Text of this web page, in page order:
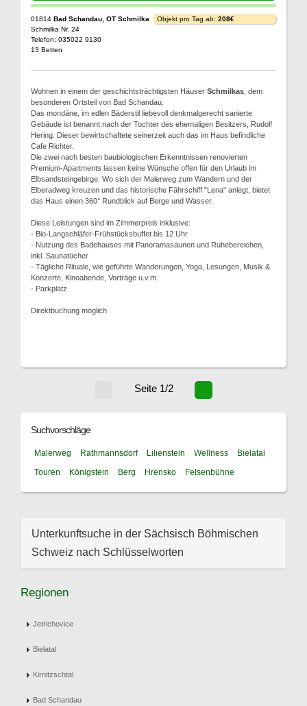
01814 Bad Schandau, OT Schmilka
Schmilka Nr. 24
Telefon: 035022 9130
13 Betten
Objekt pro Tag ab: 208€
Wohnen in einem der geschichtsträchtigsten Häuser Schmilkas , dem
besonderen Ortsteil von Bad Schandau.
Das mondäne, im edlen Bäderstil liebevoll denkmalgerecht sanierte
Gebäude ist benannt nach der Tochter des ehemaligen Besitzers, Rudolf
Hering. Dieser bewirtschaftete seinerzeit auch das im Haus befindliche
Cafe Richter.
Die zwei nach besten baubiologischen Erkenntnissen renovierten
Premium-Apartments lassen keine Wünsche offen für den Urlaub im
Elbsandsteingebirge. Wo sich der Malerweg zum Wandern und der
Elberadweg kreuzen und das historische Fährschiff "Lena" anlegt, bietet
das Haus einen 360° Rundblick auf Berge und Wasser.
Diese Leistungen sind im Zimmerpreis inklusive:
- Bio-Langschläfer-Frühstücksbuffet bis 12 Uhr
- Nutzung des Badehauses mit Panoramasaunen und Ruhebereichen,
inkl. Saunatücher
- Tägliche Rituale, wie geführte Wanderungen, Yoga, Lesungen, Musik &
Konzerte, Kinoabende, Vorträge u.v.m.
- Parkplatz
Direktbuchung möglich
Seite 1/2
Suchvorschläge
Malerweg Rathmannsdorf Lilienstein Wellness
Bielatal
Touren
Königstein Berg Hrensko Felsenbühne
Unterkunftsuche in der Sächsisch Böhmischen
Schweiz nach Schlüsselworten
Regionen
Jetrichovice
Bielatal
Kirnitzschtal
Bad Schandau